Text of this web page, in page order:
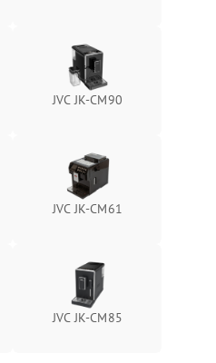
JVC JK-CM90
JVC JK-CM61
JVC JK-CM85